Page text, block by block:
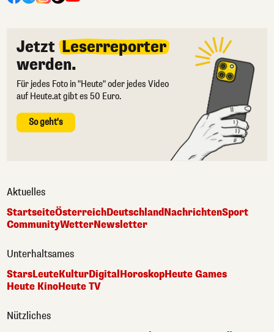
Jetzt Leserreporter
werden.
Für jedes Foto in "Heute" oder jedes Video
auf Heute.at gibt es 50 Euro.
So geht's
Aktuelles
StartseiteÖsterreichDeutschlandNachrichtenSport
CommunityWetterNewsletter
Unterhaltsames
StarsLeuteKulturDigital HoroskopHeute Games
Heute KinoHeute TV
Nützliches